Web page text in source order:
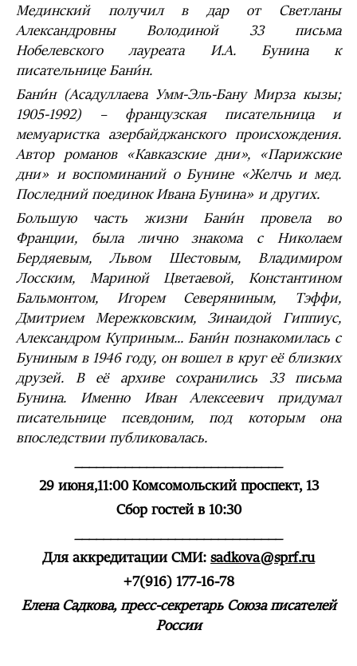
Мединский получил в дар от Светланы
Александровны Володиной 33 письма
Нобелевского лауреата И.А. Бунина к
писательнице Бани́н.
Бани́н (Асадуллаева Умм-Эль-Бану Мирза кызы;
1905-1992) – французская писательница и
мемуаристка азербайджанского происхождения.
Автор романов «Кавказские дни», «Парижские
дни» и воспоминаний о Бунине «Желчь и мед.
Последний поединок Ивана Бунина» и других.
Большую часть жизни Бани́н провела во
Франции, была лично знакома с Николаем
Бердяевым, Львом Шестовым, Владимиром
Лосским, Мариной Цветаевой, Константином
Бальмонтом, Игорем Северяниным, Тэффи,
Дмитрием Мережковским, Зинаидой Гиппиус,
Александром Куприным... Бани́нпознакомилась с
Буниным в 1946 году, он вошел в круг её близких
друзей. В её архиве сохранились 33 письма
Бунина. Именно Иван Алексеевич придумал
писательнице псевдоним, под которым она
впоследствии публиковалась.
29 июня,11:00 Комсомольский проспект, 13
Сбор гостей в 10:30
Для аккредитации СМИ: sadkova@sprf.ru
+7(916) 177-16-78
Елена Садкова, пресс-секретарь Союза писателей
России